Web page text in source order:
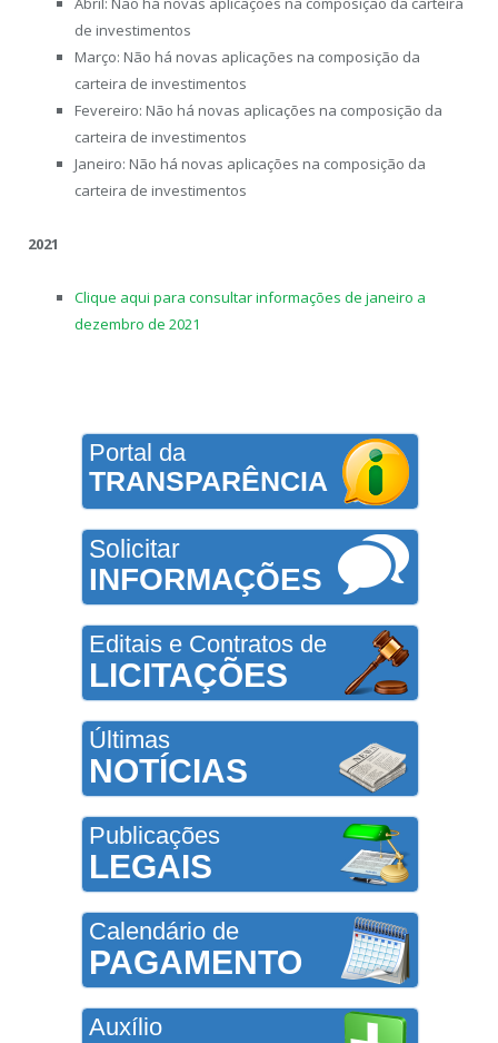
de investimentos
Março: Não há novas aplicações na composição da
carteira de investimentos
Fevereiro: Não há novas aplicações na composição da
carteira de investimentos
Janeiro: Não há novas aplicações na composição da
carteira de investimentos
2021
Clique aqui para consultar informações de janeiro a
dezembro de 2021
Portal da
TRANSPARÊNCIA
Solicitar
INFORMAÇÕES
Editais e Contratos de
LICITAÇÕES
Últimas
NOTÍCIAS
Publicações
LEGAIS
Calendário de
PAGAMENTO
Auxílio